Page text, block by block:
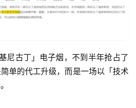
尼古丁」电子烟，不到半年抢占了
单的代工升级，而是一场以「技术